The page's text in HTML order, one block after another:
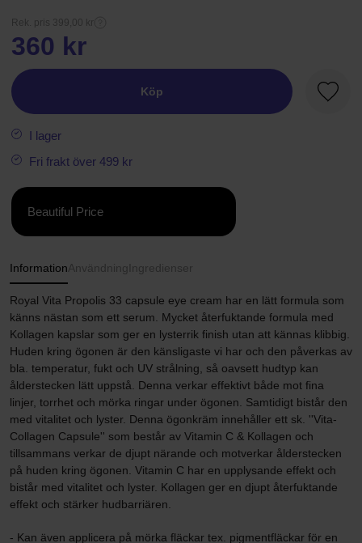
Rek. pris 399,00 kr
360 kr
Köp
I lager
Fri frakt över 499 kr
Beautiful Price
InformationAnvändning Ingredienser
Royal Vita Propolis 33 capsule eye cream har en lätt formula som
känns nästan som ett serum. Mycket återfuktande formula med
Kollagen kapslar som ger en lysterrik finish utan att kännas klibbig.
Huden kring ögonen är den känsligaste vi har och den påverkas av
bla. temperatur, fukt och UV strålning, så oavsett hudtyp kan
ålderstecken lätt uppstå. Denna verkar effektivt både mot fina
linjer, torrhet och mörka ringar under ögonen. Samtidigt bistår den
med vitalitet och lyster. Denna ögonkräm innehåller ett sk. ''Vita-
Collagen Capsule'' som består av Vitamin C & Kollagen och
tillsammans verkar de djupt närande och motverkar ålderstecken
på huden kring ögonen. Vitamin C har en upplysande effekt och
bistår med vitalitet och lyster. Kollagen ger en djupt återfuktande
effekt och stärker hudbarriären.
- Kan även applicera på mörka fläckar tex. pigmentfläckar för en